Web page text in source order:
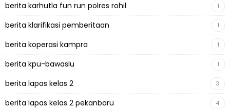
berita karhutla fun run polres rohil 1
berita klarifikasi pemberitaan 1
berita koperasi kampra 1
berita kpu-bawaslu 1
berita lapas kelas 2 3
berita lapas kelas 2 pekanbaru 4